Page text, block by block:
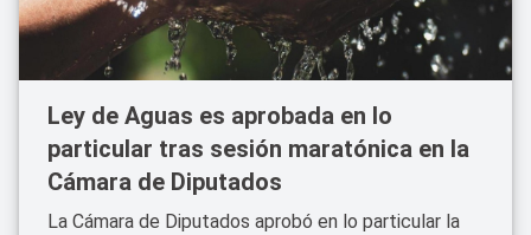
Ley de Aguas es aprobada en lo
particular tras sesión maratónica en la
Cámara de Diputados
La Cámara de Diputados aprobó en lo particular la